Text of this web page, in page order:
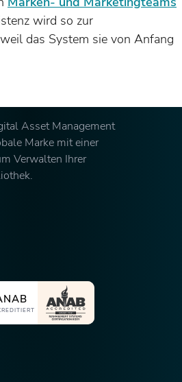
wird so zur
das System sie von Anfang
Asset Management
Marke mit einer
Verwalten Ihrer